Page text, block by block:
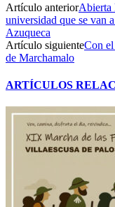
Artículo anteriorAbierta
universidad que se van
Azuqueca
Artículo siguienteCon el
de Marchamalo
ARTÍCULOS